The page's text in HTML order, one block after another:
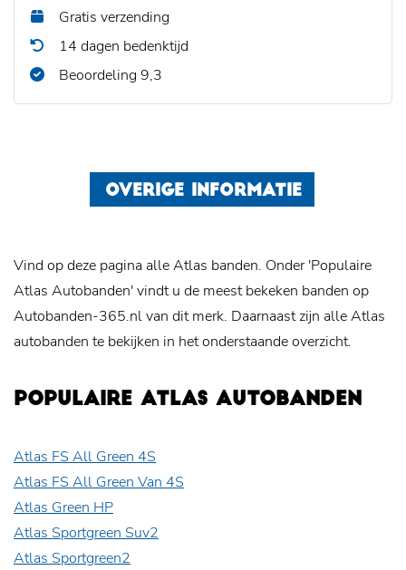
Gratis verzending
14 dagen bedenktijd
Beoordeling 9,3
OVERIGE INFORMATIE
Vind op deze pagina alle Atlas banden. Onder 'Populaire
Atlas Autobanden' vindt u de meest bekeken banden op
Autobanden-365.nl van dit merk. Daarnaast zijn alle Atlas
autobanden te bekijken in het onderstaande overzicht.
POPULAIRE ATLAS AUTOBANDEN
Atlas FS All Green 4S
Atlas FS All Green Van 4S
Atlas Green HP
Atlas Sportgreen Suv2
Atlas Sportgreen2